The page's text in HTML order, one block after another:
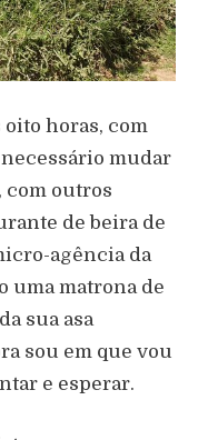
oito horas, com
mudar
com outros
de beira de
agência da
uma matrona de
sua asa
sou em que vou
e esperar.